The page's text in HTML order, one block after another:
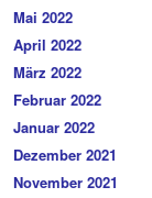
Mai 2022
April 2022
März 2022
Februar 2022
Januar 2022
Dezember 2021
November 2021